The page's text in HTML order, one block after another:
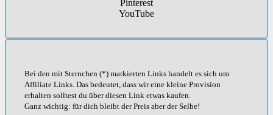
Pinterest
YouTube
Bei den mit Sternchen (*) markierten Links handelt es sich um
Affiliate Links. Das bedeutet, dass wir eine kleine Provision
erhalten solltest du über diesen Link etwas kaufen.
Ganz wichtig: für dich bleibt der Preis aber der Selbe!